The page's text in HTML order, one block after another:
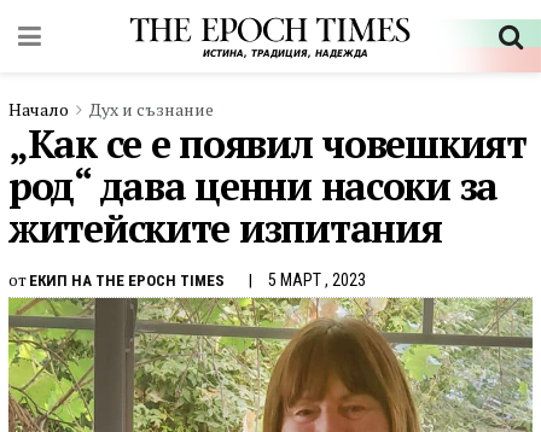
Начало Дух и съзнание
„Как се е появил човешкият
род“ дава ценни насоки за
житейските изпитания
от ЕКИП НА THE EPOCH TIMES 5 МАРТ , 2023